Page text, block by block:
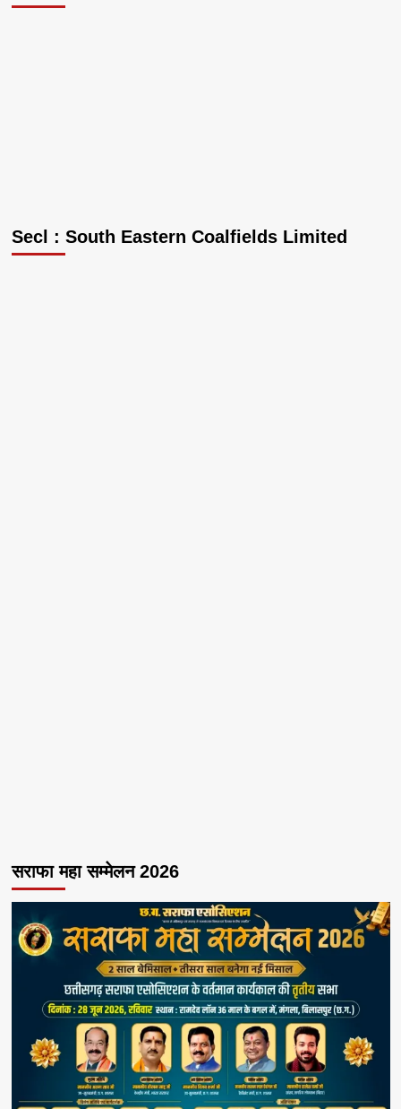
Secl : South Eastern Coalfields Limited
सराफा महा सम्मेलन 2026